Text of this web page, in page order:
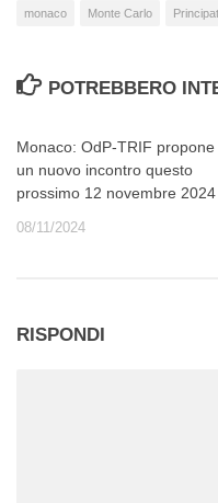
monaco Monte Carlo
POTREBBERO
Monaco: OdP-TRIF propone
un nuovo incontro questo
prossimo 12 novembre 2024
08/11/2024
RISPONDI